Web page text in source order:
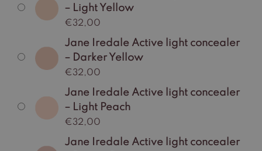
– Light Yellow
€32,00
Jane Iredale Active light concealer
– Darker Yellow
€32,00
Jane Iredale Active light concealer
– Light Peach
€32,00
Jane Iredale Active light concealer